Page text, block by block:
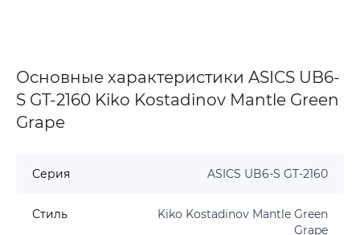
Основные характеристики ASICS UB6-
S GT-2160 Kiko Kostadinov Mantle Green
Grape
Серия ASICS UB6-S GT-2160
Стиль
Kiko Kostadinov Mantle Green
Grape